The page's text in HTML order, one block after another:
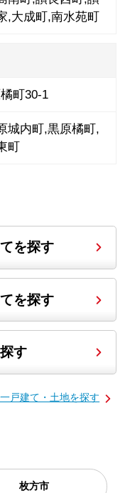
,大成町,南水苑町
町30-1
城内町,黒原橘町,
町
を探す
を探す
す
戸建て・土地を探す
枚方市